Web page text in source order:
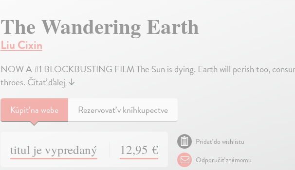
The Wandering Earth
Liu Cixin
NOW A #1 BLOCKBUSTING FILM The Sun is dying. Earth will perish too,
throes.Čítať ďalej↓
Kúpiťna webe Rezervovať v kníhkupectve
titul je vypredaný 12,95 €
Pridať do wishlistu
Odporučiť známemu